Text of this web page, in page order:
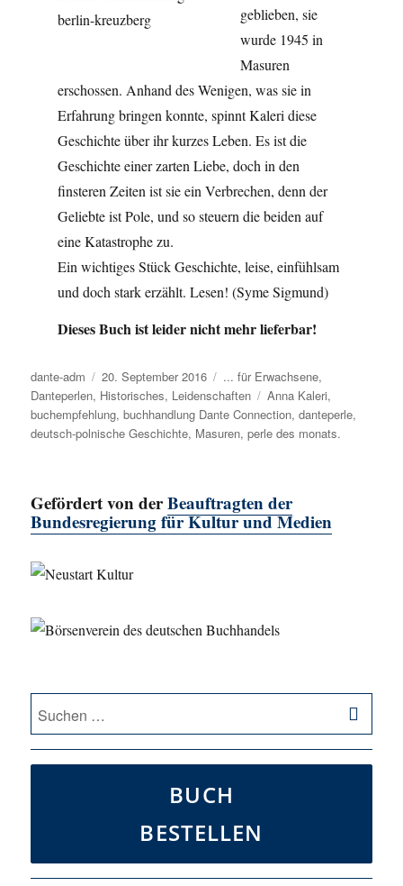
geblieben, sie
wurde 1945 in
Masuren
erschossen. Anhand des Wenigen, was sie in
Erfahrung bringen konnte, spinnt Kaleri diese
Geschichte über ihr kurzes Leben. Es ist die
Geschichte einer zarten Liebe, doch in den
finsteren Zeiten ist sie ein Verbrechen, denn der
Geliebte ist Pole, und so steuern die beiden auf
eine Katastrophe zu.
Ein wichtiges Stück Geschichte, leise, einfühlsam
und doch stark erzählt. Lesen! (Syme Sigmund)
Dieses Buch ist leider nicht mehr lieferbar!
Autor
dante-adm
Veröffentlicht
am
20. September 2016 Kategorien
... für Erwachsene,
Danteperlen, Historisches, Leidenschaften Schlagwörter
Anna Kaleri,
buchempfehlung,buchhandlung Dante Connection,danteperle,
deutsch-polnische Geschichte, Masuren,perle des monats.
Gefördert von derBeauftragten der
Bundesregierung für Kultur und Medien
Suche
nach:
BUCH
BESTELLEN